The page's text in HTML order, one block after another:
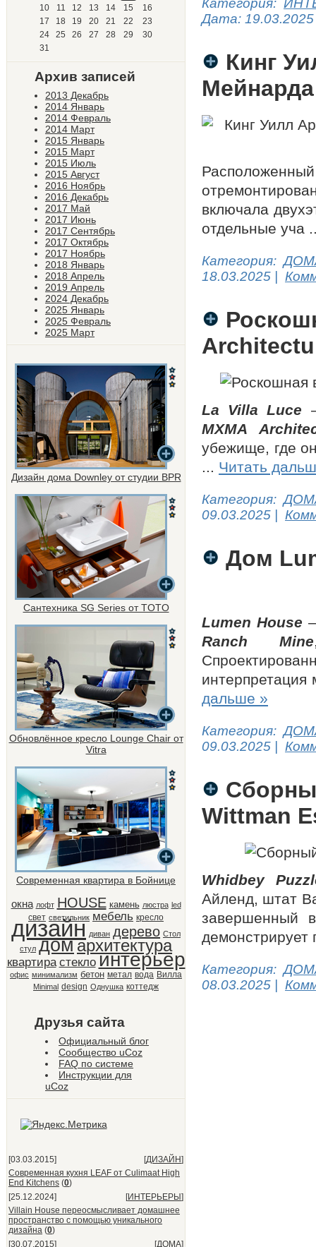
10
11 12 13 14 15
16
17
18 19 20 21 22
23
24
25 26 27 28 29
30
31
Архив записей
2013 Декабрь
2014 Январь
2014 Февраль
2014 Март
2015 Январь
2015 Март
2015 Июль
2015 Август
2016 Ноябрь
2016 Декабрь
2017 Май
2017 Июнь
2017 Сентябрь
2017 Октябрь
2017 Ноябрь
2018 Январь
2018 Апрель
2019 Апрель
2024 Декабрь
2025 Январь
2025 Февраль
2025 Март
Дизайн дома Downley от студии BPR
Сантехника SG Series от TOTO
Обновлённое кресло Lounge Chair от
Vitra
Современная квартира в Бойнице
окна лофт HOUSE камень люстра led
свет светильник мебель кресло
дизайн диван дерево Стол
стул домархитектура
квартира стекло интерьер
офис минимализм бетон метал вода Вилла
Minimal design Однушка коттедж
Друзья сайта
Официальный блог
Сообщество uCoz
FAQ по системе
Инструкции для
uCoz
[03.03.2015] [ДИЗАЙН]
Современная кухня LEAF от Culimaat High
End Kitchens (0)
[25.12.2024]
[ИНТЕРЬЕРЫ ]
Villain House переосмысливает домашнее
пространство с помощью уникального
дизайна (0)
[30.07.2015]
[ДОМА]
Категория:
Дата: 19.03.2025
Кинг
включала
отдельные уча
Категория:
18.03.2025
La Villa Luce
MXMA
убежище, где
... Читать
Категория:
09.03.2025
Дом
Lumen House
Ranch Mine
дальше »
Категория:
09.03.2025
Wittman
Whidbey
Айленд, штат
завершенный
демонстрирует
Категория:
08.03.2025